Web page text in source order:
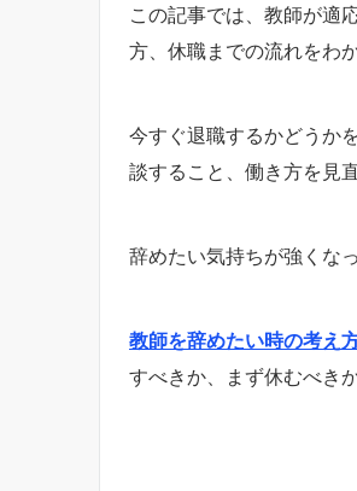
この記事では、教師が適
方、休職までの流れをわ
今すぐ退職するかどうか
談すること、働き方を見
辞めたい気持ちが強くな
教師を辞めたい時の考え
すべきか、まず休むべき